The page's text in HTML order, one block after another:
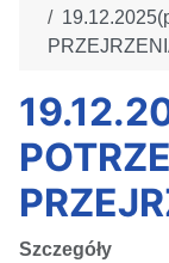
Szczegóły